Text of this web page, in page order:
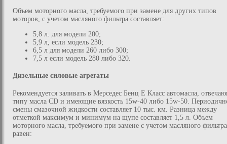
Объем моторного масла, требуемого при замене для других типов
моторов, с учетом масляного фильтра составляет:
5,8 л. для модели 200;
5,9 л, если модель 230;
6,5 л для модели 260 либо 300;
7,5 л если модель 280 либо 320.
Дизельные силовые агрегаты
Рекомендуется заливать в Мерседес Бенц Е Класс автомасла,
типу масла CD и имеющие вязкость 15w-40 либо 15w-50.
смены смазочной жидкости составляет 10 тыс. км. Разница между
отметкой максимум и минимум на щупе составляет 1,5 л. Объем
моторного масла, требуемого при замене с учетом масляного фильтра
равен: